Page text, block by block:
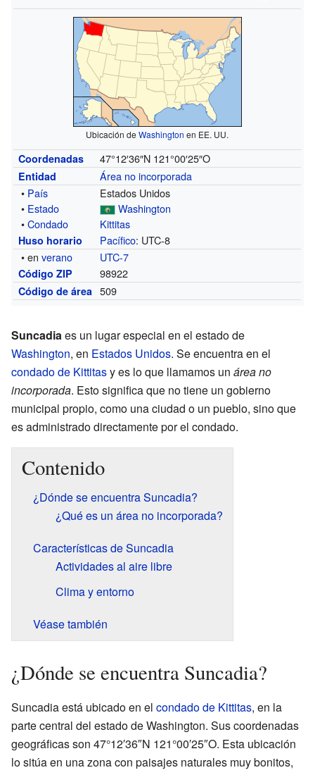
Ubicación deWashington en EE. UU.
Coordenadas 47°12′36″N 121°00′25″O
Entidad
Área no incorporada
• País
Estados Unidos
• Estado
Washington
•Condado Kittitas
Huso horario Pacífico: UTC-8
• enverano UTC-7
Código ZIP 98922
Código de área 509
Suncadiaes un lugar especial en el estado de
Washington, en Estados Unidos. Se encuentra en el
condado de Kittitasy es lo que llamamos un área no
incorporada. Esto significa que no tiene un gobierno
municipal propio, como una ciudad o un pueblo, sino que
es administrado directamente por el condado.
Contenido
¿Dónde se encuentra Suncadia?
¿Qué es un área no incorporada?
Características de Suncadia
Actividades al aire libre
Clima y entorno
Véase también
¿Dónde se encuentra Suncadia?
Suncadia está ubicado en el condado de Kittitas, en la
parte central del estado de Washington. Sus coordenadas
geográficas son 47°12′36″N 121°00′25″O. Esta ubicación
lo sitúa en una zona con paisajes naturales muy bonitos,